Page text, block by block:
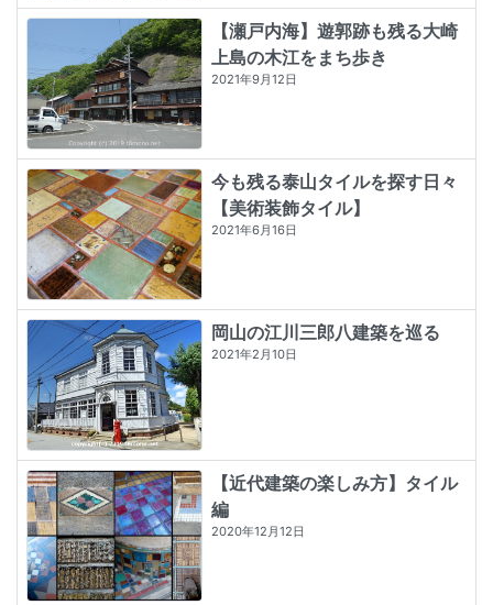
【瀬戸内海】遊郭跡も残る大崎
上島の木江をまち歩き
2021年9月12日
今も残る泰山タイルを探す日々
【美術装飾タイル】
2021年6月16日
岡山の江川三郎八建築を巡る
2021年2月10日
【近代建築の楽しみ方】タイル
編
2020年12月12日